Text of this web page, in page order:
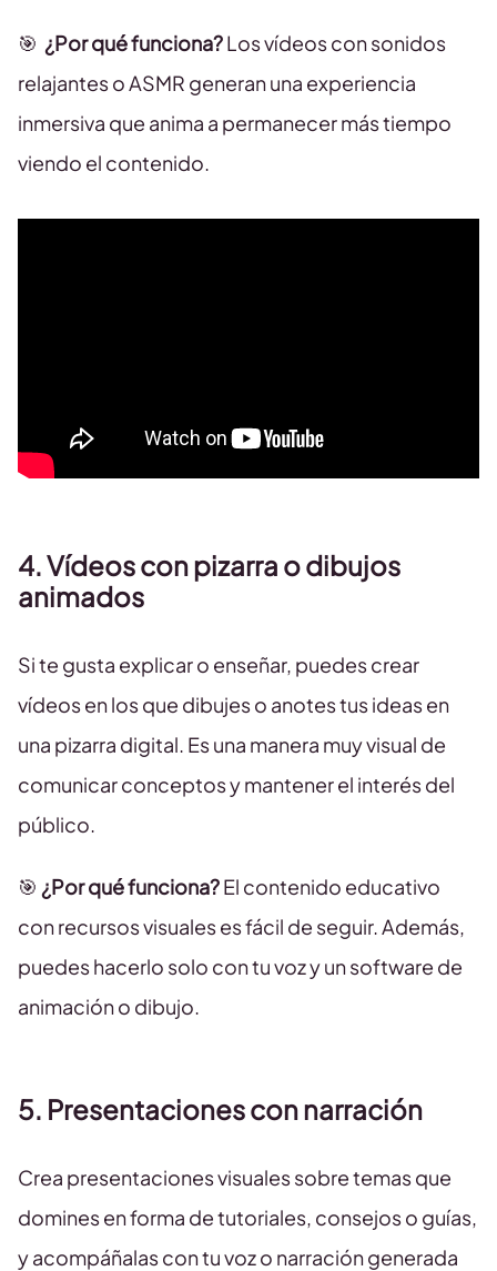
🎯 ¿Por qué funciona?Los vídeos con sonidos
relajantes o ASMR generan una experiencia
inmersiva que anima a permanecer más tiempo
viendo el contenido.
4. Vídeos con pizarra o dibujos
animados
Si te gusta explicar o enseñar, puedes crear
vídeos en los que dibujes o anotes tus ideas en
una pizarra digital. Es una manera muy visual de
comunicar conceptos y mantener el interés del
público.
🎯 ¿Por qué funciona?El contenido educativo
con recursos visuales es fácil de seguir. Además,
puedes hacerlo solo con tu voz y un software de
animación o dibujo.
5. Presentaciones con narración
Crea presentaciones visuales sobre temas que
domines en forma de tutoriales, consejos o guías,
y acompáñalas con tu voz o narración generada